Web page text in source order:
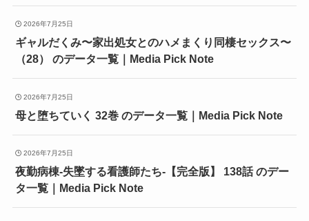
2026年7月25日
ギャルだくみ〜家出処女とのハメまくり同棲セックス〜
（28） のデータ一覧｜Media Pick Note
2026年7月25日
母と堕ちていく 32巻 のデータ一覧｜Media Pick Note
2026年7月25日
夜勤病棟-失墜する看護師たち-【完全版】 138話 のデー
タ一覧｜Media Pick Note